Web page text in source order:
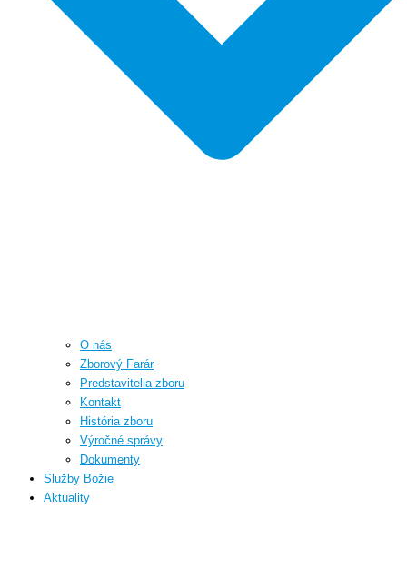
O nás
Zborový Farár
Predstavitelia zboru
Kontakt
História zboru
Výročné správy
Dokumenty
Služby Božie
Aktuality